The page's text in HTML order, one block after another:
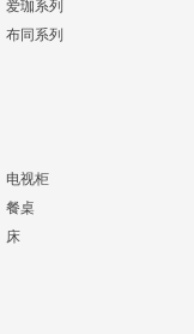
爱珈系列
布同系列
电视柜
餐桌
床